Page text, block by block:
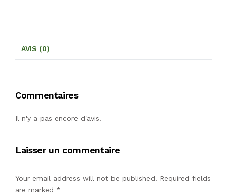
AVIS (0)
Commentaires
Il n'y a pas encore d'avis.
Laisser un commentaire
Your email address will not be published. Required fields
are marked *